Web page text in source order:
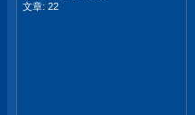
文章: 22